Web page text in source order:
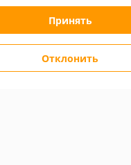
cookies
платформе Deal.by
Принять
Отклонить